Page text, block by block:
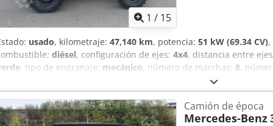
1 / 15
usado, kilometraje: 47,140 km, potencia: 51 kW (69.34 CV)
diésel, configuración de ejes: 4x4, distancia entre
, tipo de engranaje: mecánico, número de marchas: 8,
, Número de puertas: 2 Cjdszrahvopfx Alforf Número de
en vacío: 2.500 kg Carga útil: 1.000 kg Peso máximo
gris
Camión de época
Mercedes-Benz